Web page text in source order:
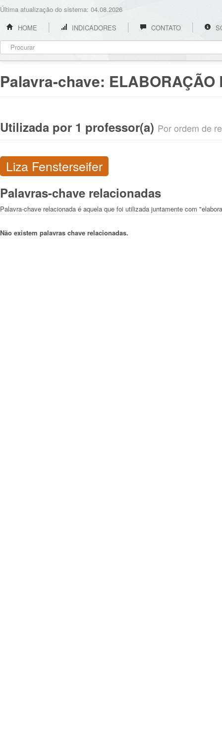
Última atualização do sistema: 04.08.2026
HOME
INDICADORES CONTATO
Palavra-chave: ELABORAÇÃO
Utilizada por 1 professor(a) Por ordem de
Liza Fensterseifer
Palavras-chave relacionadas
Palavra-chave relacionada é aquela que foi utilizada juntamente com
Não existem palavras chave relacionadas.